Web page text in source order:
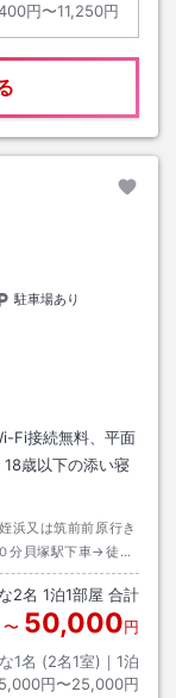
円〜11,250円
駐車場あり
Fi接続無料、平面
歳以下の添い寝
浜又は筑前前原行き
分貝塚駅下車→徒歩
2名 1泊1部屋 合計
〜 50,000円
1名 (2名1室)｜ 1泊
5,000円〜25,000円